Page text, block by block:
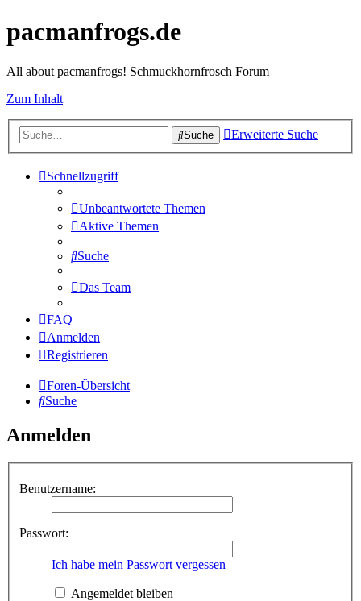
pacmanfrogs.de
All about pacmanfrogs! Schmuckhornfrosch Forum
Zum Inhalt
Suche Erweiterte Suche
Schnellzugriff
Unbeantwortete Themen
Aktive Themen
Suche
Das Team
FAQ
Anmelden
Registrieren
Foren-Übersicht
Suche
Anmelden
Benutzername:
Passwort:
Ich habe mein Passwort vergessen
Angemeldet bleiben